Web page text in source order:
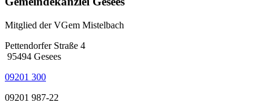
Mitglied der VGem Mistelbach
Pettendorfer Straße 4
95494 Gesees
09201 300
09201 987-22